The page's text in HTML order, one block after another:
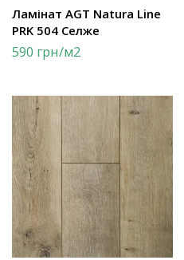
Ламінат AGT Natura Line
PRK 504 Селже
590 грн/м2